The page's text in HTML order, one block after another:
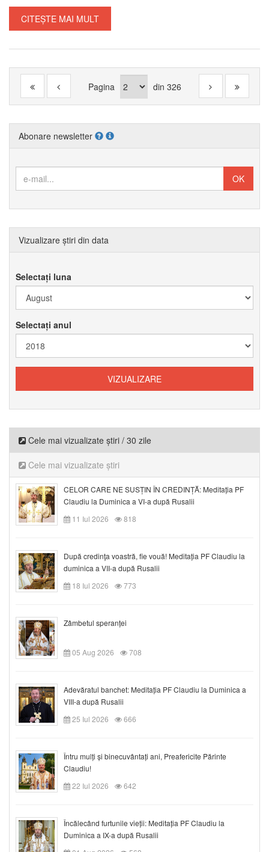
CITEȘTE MAI MULT
Pagina din 326
Abonare newsletter
Vizualizare știri din data
Selectați luna
Selectați anul
Cele mai vizualizate știri / 30 zile
Cele mai vizualizate știri
CELOR CARE NE SUSȚIN ÎN CREDINȚĂ: Meditația PF
Claudiu la Duminica a VI-a după Rusalii
11 Iul 2026
818
După credinţa voastră, fie vouă! Meditația PF Claudiu la
duminica a VII-a după Rusalii
18 Iul 2026
773
Zâmbetul speranței
05 Aug 2026 708
Adevăratul banchet: Meditația PF Claudiu la Duminica a
VIII-a după Rusalii
25 Iul 2026
666
Întru mulți și binecuvântați ani, Preafericite Părinte
Claudiu!
22 Iul 2026
642
Încălecând furtunile vieții: Meditația PF Claudiu la
Duminica a IX-a după Rusalii